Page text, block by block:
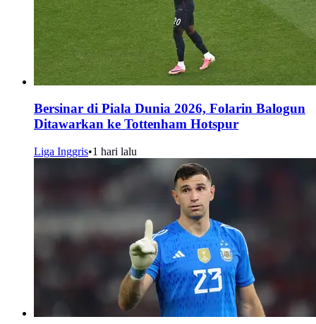
Bersinar di Piala Dunia 2026, Folarin Balogun
Ditawarkan ke Tottenham Hotspur
Liga Inggris•1 hari lalu